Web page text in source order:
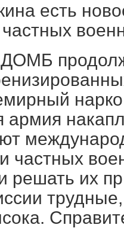
есть
армия
частных
решать их